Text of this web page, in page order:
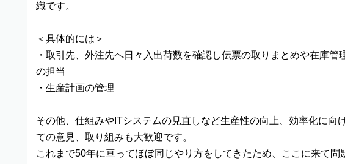
織です。
＜具体的には＞
・取引先、外注先へ日々入出荷数を確認し伝票の取りまとめや在庫管
の担当
・生産計画の管理
その他、仕組みやITシステムの見直しなど生産性の向上、効率化に向
ての意見、取り組みも大歓迎です。
これまで50年に亘ってほぼ同じやり方をしてきたため、ここに来て問